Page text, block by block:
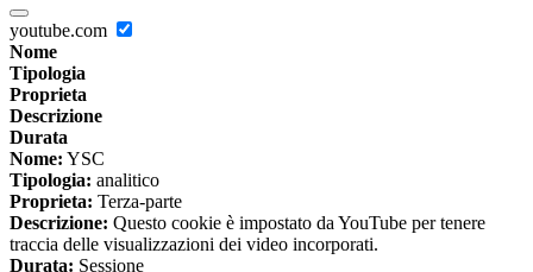
youtube.com
Nome
Tipologia
Proprieta
Descrizione
Durata
Nome: YSC
Tipologia: analitico
Proprieta: Terza-parte
Descrizione: Questo cookie è impostato da YouTube per tenere
traccia delle visualizzazioni dei video incorporati.
Durata: Sessione